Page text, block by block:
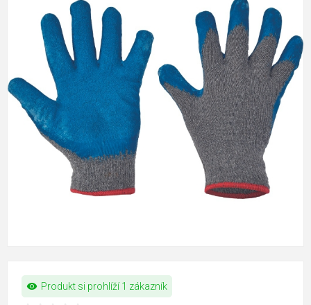
visibility Produkt si prohlíží 1 zákazník